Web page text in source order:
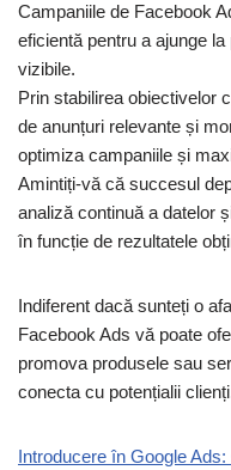
Campaniile de Facebook
eficientă pentru a ajunge
vizibile.
Prin stabilirea obiectivelor
de anunțuri relevante și
optimiza campaniile și
Amintiți-vă că succesul
analiză continuă a datelor
în funcție de rezultatele
Indiferent dacă sunteți o
Facebook Ads vă poate
promova produsele sau
conecta cu potențialii
Introducere în Google